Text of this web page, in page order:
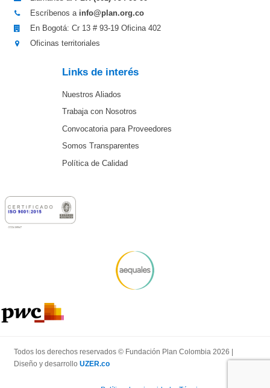
Escríbenos a info@plan.org.co
En Bogotá: Cr 13 # 93-19 Oficina 402
Oficinas territoriales
Links de interés
Nuestros Aliados
Trabaja con Nosotros
Convocatoria para Proveedores
Somos Transparentes
Política de Calidad
Todos los derechos reservados © Fundación Plan Colombia 2026 |
Diseño y desarrollo UZER.co